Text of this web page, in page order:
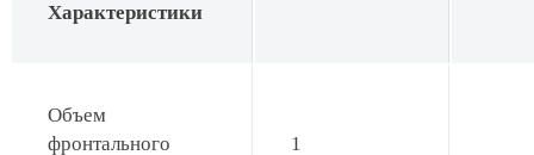
Характеристики
Объем
фронтального
1